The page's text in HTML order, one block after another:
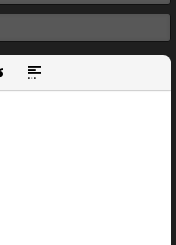
цитаты
Вставка спойлера